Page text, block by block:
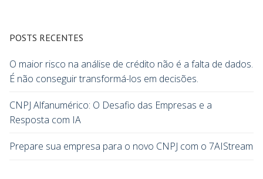
POSTS RECENTES
O maior risco na análise de crédito não é a falta de dados.
É não conseguir transformá-los em decisões.
CNPJ Alfanumérico: O Desafio das Empresas e a
Resposta com IA
Prepare sua empresa para o novo CNPJ com o 7AIStream